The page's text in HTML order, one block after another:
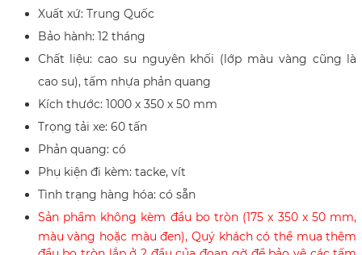
Xuất xứ: Trung Quốc
Bảo hành: 12 tháng
Chất liệu: cao su nguyên khối (lớp màu vàng cũng là
cao su), tấm nhựa phản quang
Kích thước: 1000 x 350 x 50 mm
Trọng tải xe: 60 tấn
Phản quang: có
Phụ kiện đi kèm: tacke, vít
Tình trạng hàng hóa: có sẵn​
Sản phẩm không kèm đầu bo tròn (175 x 350x 50 mm,
màu vàng hoặc màu đen), Quý khách có thể mua thêm